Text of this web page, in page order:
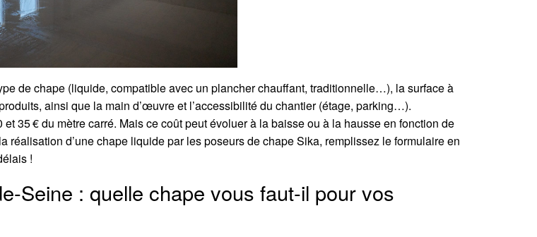
de chape (liquide, compatible avec un plancher chauffant, traditionnelle…), la surface à
ainsi que la main d’œuvre et l’accessibilité du chantier (étage, parking…).
35 € du mètre carré. Mais ce coût peut évoluer à la baisse ou à la hausse en fonction de
d’une chape liquide par les poseurs de chape Sika, remplissez le formulaire en
!
Seine : quelle chape vous faut-il pour vos